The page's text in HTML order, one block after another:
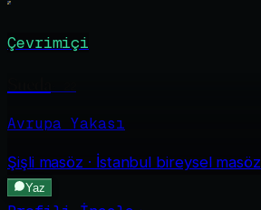
Çevrimiçi
Avrupa Yakası
Şişlimasöz · İstanbul bireysel masöz
Yaz